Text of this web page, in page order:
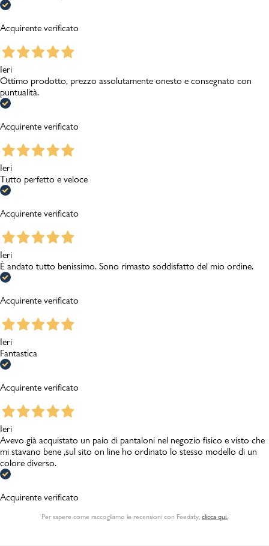
Acquirente verificato
Ieri
Ottimo prodotto, prezzo assolutamente onesto e consegnato con
puntualità.
Acquirente verificato
Ieri
Tutto perfetto e veloce
Acquirente verificato
Ieri
È andato tutto benissimo. Sono rimasto soddisfatto del mio ordine.
Acquirente verificato
Ieri
Fantastica
Acquirente verificato
Ieri
Avevo già acquistato un paio di pantaloni nel negozio fisico e visto che
mi stavano bene ,sul sito on line ho ordinato lo stesso modello di un
colore diverso.
Acquirente verificato
Per sapere come raccogliamo le recensioni con Feedaty clicca qui.